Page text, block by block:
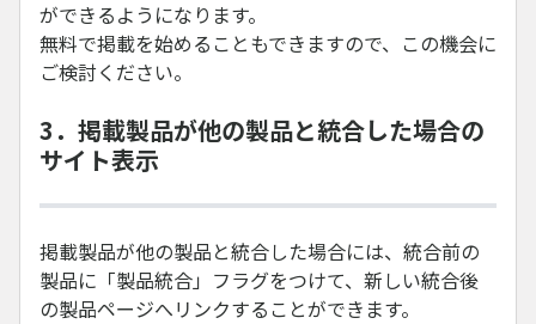
ができるようになります。
無料で掲載を始めることもできますので、この機会に
ご検討ください。
3．掲載製品が他の製品と統合した場合の
サイト表示
掲載製品が他の製品と統合した場合には、統合前の
製品に「製品統合」フラグをつけて、新しい統合後
の製品ページへリンクすることができます。